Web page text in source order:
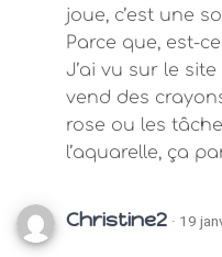
joue, c’est une
Parce que, est-
J’ai vu sur le
vend des
rose ou les
l’aquarelle, ça
Christine2 · 19